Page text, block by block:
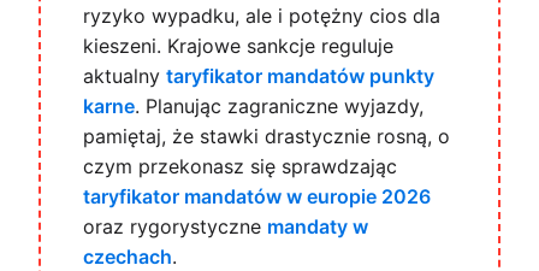
ryzyko wypadku, ale i potężny cios dla
kieszeni. Krajowe sankcje reguluje
aktualny taryfikator mandatów punkty
karne. Planując zagraniczne wyjazdy,
pamiętaj, że stawki drastycznie rosną, o
czym przekonasz się sprawdzając
taryfikator mandatów w europie 2026
oraz rygorystyczne mandaty w
czechach.